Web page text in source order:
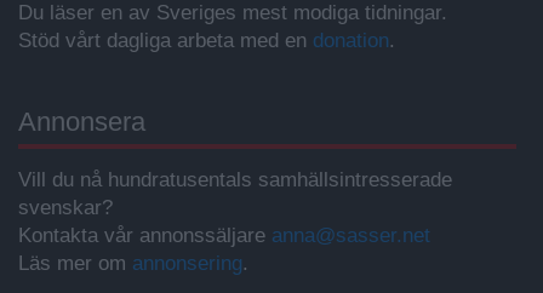
Du läser en av Sveriges mest modiga tidningar.
Stöd vårt dagliga arbeta med en donation.
Annonsera
Vill du nå hundratusentals samhällsintresserade
svenskar?
Kontakta vår annonssäljare anna@sasser.net
Läs mer om annonsering.